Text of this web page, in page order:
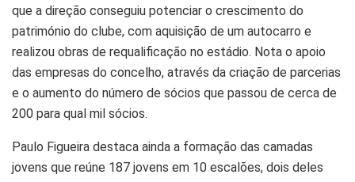
que a direção conseguiu potenciar o crescimento do
património do clube, com aquisição de um autocarro e
realizou obras de requalificação no estádio. Nota o apoio
das empresas do concelho, através da criação de parcerias
e o aumento do número de sócios que passou de cerca de
200 para qual mil sócios.
Paulo Figueira destaca ainda a formação das camadas
jovens que reúne 187 jovens em 10 escalões, dois deles